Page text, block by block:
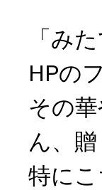
「み
HPの
その
ん、
特に